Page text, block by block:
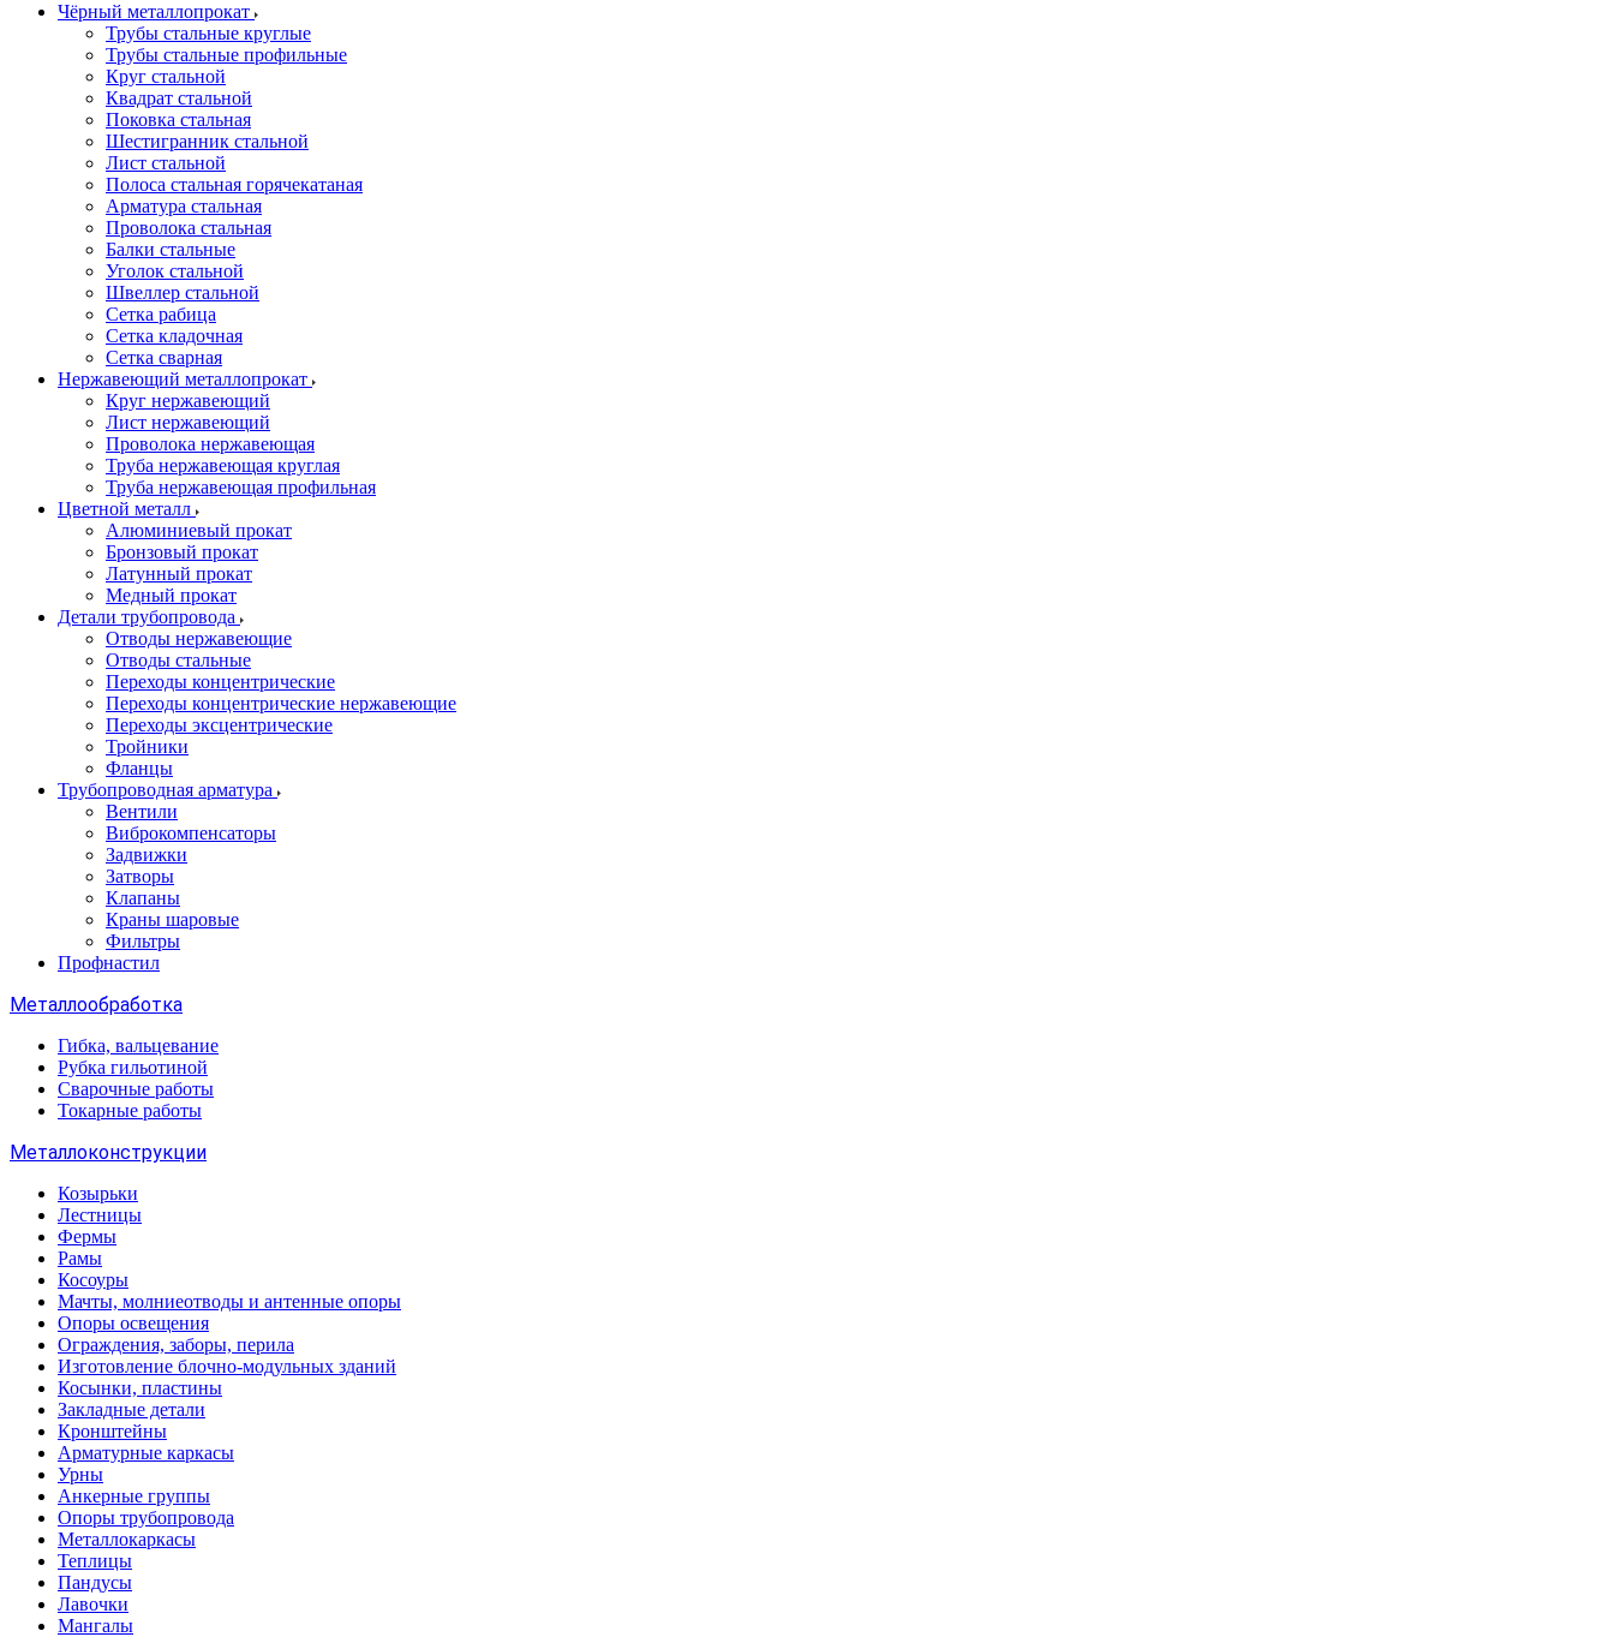
Чёрный металлопрокат
Трубы стальные круглые
Трубы стальные профильные
Круг стальной
Квадрат стальной
Поковка стальная
Шестигранник стальной
Лист стальной
Полоса стальная горячекатаная
Арматура стальная
Проволока стальная
Балки стальные
Уголок стальной
Швеллер стальной
Сетка рабица
Сетка кладочная
Сетка сварная
Нержавеющий металлопрокат
Круг нержавеющий
Лист нержавеющий
Проволока нержавеющая
Труба нержавеющая круглая
Труба нержавеющая профильная
Цветной металл
Алюминиевый прокат
Бронзовый прокат
Латунный прокат
Медный прокат
Детали трубопровода
Отводы нержавеющие
Отводы стальные
Переходы концентрические
Переходы концентрические нержавеющие
Переходы эксцентрические
Тройники
Фланцы
Трубопроводная арматура
Вентили
Виброкомпенсаторы
Задвижки
Затворы
Клапаны
Краны шаровые
Фильтры
Профнастил
Металлообработка
Гибка, вальцевание
Рубка гильотиной
Сварочные работы
Токарные работы
Металлоконструкции
Козырьки
Лестницы
Фермы
Рамы
Косоуры
Мачты, молниеотводы и антенные опоры
Опоры освещения
Ограждения, заборы, перила
Изготовление блочно-модульных зданий
Косынки, пластины
Закладные детали
Кронштейны
Арматурные каркасы
Урны
Анкерные группы
Опоры трубопровода
Металлокаркасы
Теплицы
Пандусы
Лавочки
Мангалы